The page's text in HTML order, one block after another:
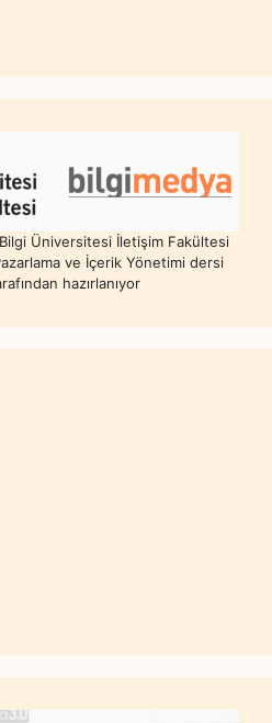
Üniversitesi İletişim Fakültesi
ve İçerik Yönetimi dersi
hazırlanıyor